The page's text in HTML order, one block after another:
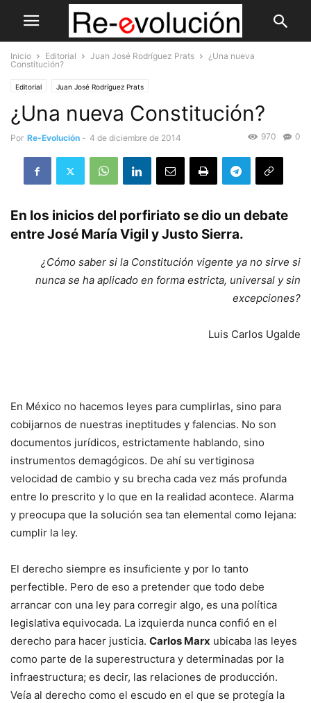
Inicio Editorial Juan José Rodríguez Prats
¿Una nueva
Constitución?
Editorial Juan José Rodríguez Prats
¿Una nueva Constitución?
Por Re-Evolución - 4 de diciembre de 2014 0
970
En los inicios del porfiriato se dio un debate
entre José María Vigil y Justo Sierra.
¿Cómo saber si la Constitución vigente ya no sirve si
nunca se ha aplicado en forma estricta, universal y sin
excepciones?
Luis Carlos Ugalde
En México no hacemos leyes para cumplirlas, sino para
cobijarnos de nuestras ineptitudes y falencias. No son
documentos jurídicos, estrictamente hablando, sino
instrumentos demagógicos. De ahí su vertiginosa
velocidad de cambio y su brecha cada vez más profunda
entre lo prescrito y lo que en la realidad acontece. Alarma
y preocupa que la solución sea tan elemental como lejana:
cumplir la ley.
El derecho siempre es insuficiente y por lo tanto
perfectible. Pero de eso a pretender que todo debe
arrancar con una ley para corregir algo, es una política
legislativa equivocada. La izquierda nunca confió en el
derecho para hacer justicia. Carlos Marx ubicaba las leyes
como parte de la superestructura y determinadas por la
infraestructura; es decir, las relaciones de producción.
Veía al derecho como el escudo en el que se protegía la